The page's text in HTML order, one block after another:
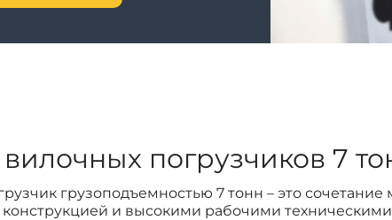
погрузчиков 7
грузоподъемностью 7 тонн – это
и высокими рабочими